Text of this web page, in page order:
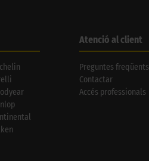
Atenció al client
Preguntes freqüents
Contactar
Accés professionals